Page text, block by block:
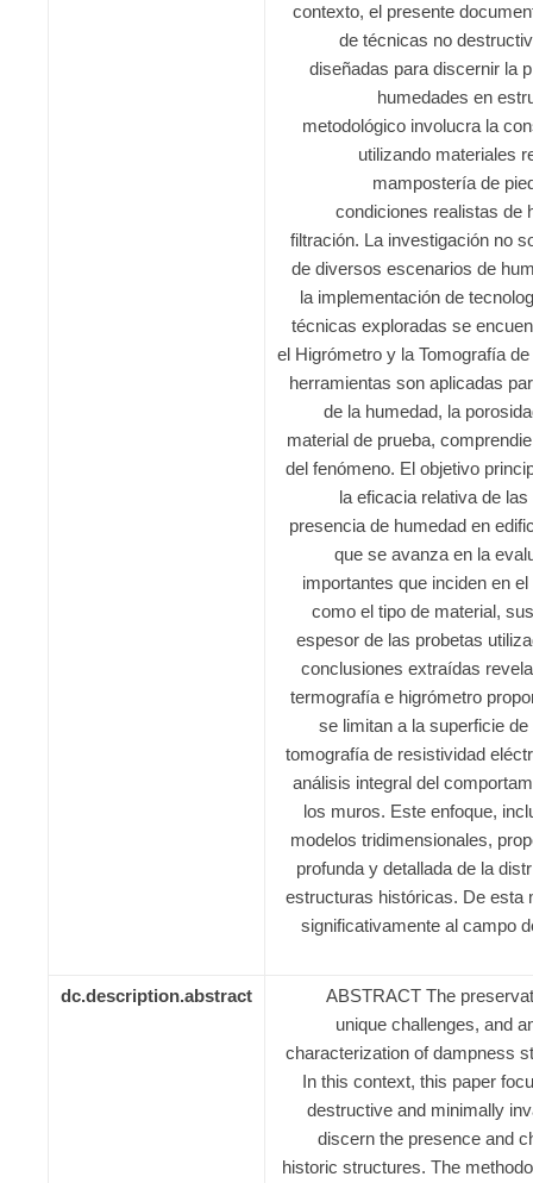
contexto, el presente
de técnicas no
diseñadas para discernir la
humedades en
metodológico involucra la
utilizando materiales
mampostería de
condiciones realistas de
filtración. La investigación no
de diversos escenarios de
la implementación de
técnicas exploradas se
el Higrómetro y la Tomografía
herramientas son aplicadas
de la humedad, la
material de prueba,
del fenómeno. El objetivo
la eficacia relativa de
presencia de humedad en
que se avanza en la
importantes que inciden en
como el tipo de material,
espesor de las probetas
conclusiones extraídas
termografía e higrómetro
se limitan a la superficie
tomografía de resistividad
análisis integral del
los muros. Este enfoque,
modelos tridimensionales,
profunda y detallada de la
estructuras históricas. De esta
significativamente al campo
dc.description.abstract
ABSTRACT The
unique challenges, and
characterization of dampness
In this context, this paper
destructive and minimally
discern the presence and
historic structures. The